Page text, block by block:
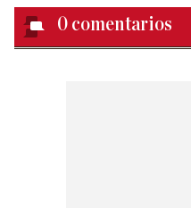
0 comentarios